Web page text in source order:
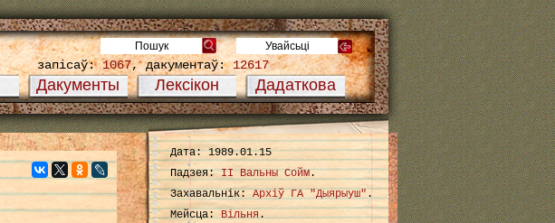
Дакументы Лексікон Дадаткова
запісаў:1067, дакументаў:12617
Дата: 1989.01.15
Падзея:ІІ Вальны Сойм.
Захавальнік: Архіў ГА "Дыярыуш".
Мейсца:Вільня.